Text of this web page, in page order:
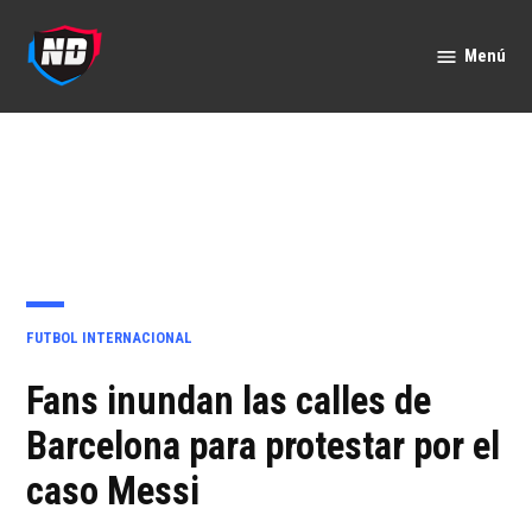
contenido
Menú
PUBLICADO
FUTBOL INTERNACIONAL
Fans inundan las calles de
Barcelona para protestar por el
caso Messi